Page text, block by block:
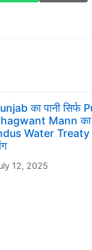
का पानी सिर्फ
Mann
Water Treaty
12, 2025